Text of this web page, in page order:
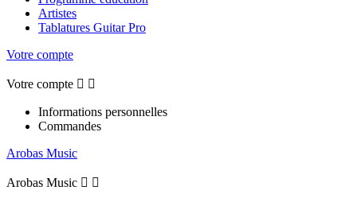
Artistes
Tablatures Guitar Pro
Votre compte
Votre compte  
Informations personnelles
Commandes
Arobas Music
Arobas Music  